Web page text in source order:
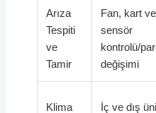
Arıza
Tespiti
ve
Tamir
Fan, kart
sensör
kontrolü/
değişimi
Klima İç ve dış